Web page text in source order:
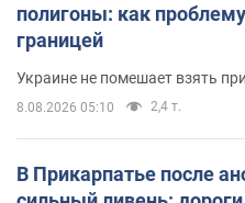
полигоны: как
границей
Украине не помешает взять
8.08.2026 05:10 2,4 т.
В Прикарпатье после